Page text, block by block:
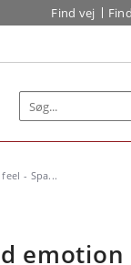
Find vej
- Spa...
emotion